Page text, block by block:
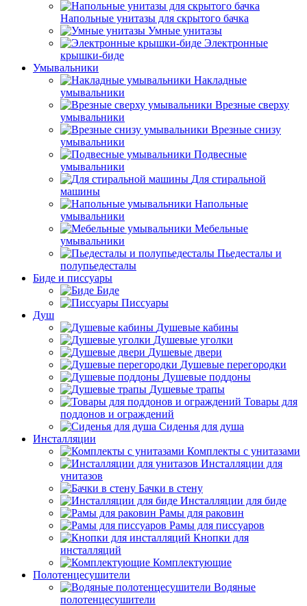
Напольные унитазы для скрытого бачка
Умные унитазы
Электронные
крышки-биде
Умывальники
Накладные
умывальники
Врезные сверху
умывальники
Врезные снизу
умывальники
Подвесные
умывальники
Для стиральной
машины
Напольные
умывальники
Мебельные
умывальники
Пьедесталы и
полупьедесталы
Биде и писсуары
Биде
Писсуары
Душ
Душевые кабины
Душевые уголки
Душевые двери
Душевые перегородки
Душевые поддоны
Душевые трапы
Товары для
поддонов и ограждений
Сиденья для душа
Инсталляции
Комплекты с унитазами
Инсталляции для
унитазов
Бачки в стену
Инсталляции для биде
Рамы для раковин
Рамы для писсуаров
Кнопки для
инсталляций
Комплектующие
Полотенцесушители
Водяные
полотенцесушители